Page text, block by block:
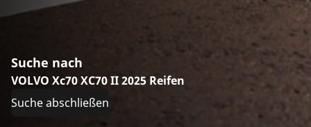
Suche nach
VOLVO Xc70 XC70 II 2025 Reifen
Suche abschließen